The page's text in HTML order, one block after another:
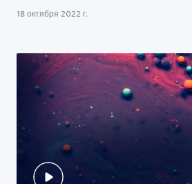
18 октября 2022 г.